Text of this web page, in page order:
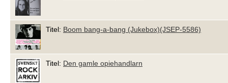
Titel: Boom bang-a-bang (Jukebox)(JSEP-5586)
Titel: Den gamle opiehandlarn